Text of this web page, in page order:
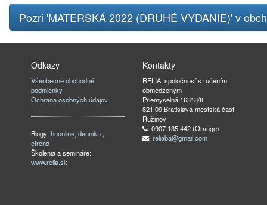
Pozri 'MATERSKÁ 2022 (DRUHÉ VYDANIE)' v
Odkazy
Všeobecné obchodné
podmienky
Ochrana osobných údajov
Blogy:hnonline,dennikn ,
etrend
Školenia a semináre:
www.relia.sk
Kontakty
RELIA, spoločnosť s ručením
obmedzeným
Priemyselná 16318/8
821 09 Bratislava-mestská časť
Ružinov
: 0907 135 442 (Orange)
: reliaba@gmail.com